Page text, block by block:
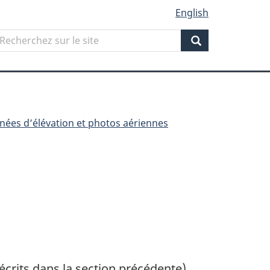
English
Search
Search
d’élévation et photos aériennes